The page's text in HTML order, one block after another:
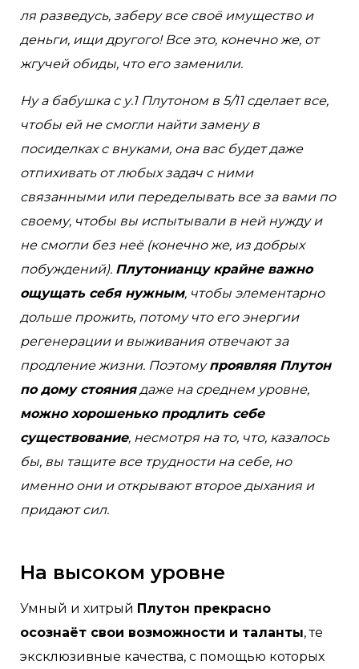
ля разведусь, заберу все своё имущество и
деньги, ищи другого! Все это, конечно же, от
жгучей обиды, что его заменили.
Ну а бабушка с у.1 Плутоном в 5/11 сделает все,
чтобы ей не смогли найти замену в
посиделках с внуками, она вас будет даже
отпихивать от любых задач с ними
связанными или переделывать все за вами по
своему, чтобы вы испытывали в ней нужду и
не смогли без неё (конечно же, из добрых
побуждений). Плутонианцу крайне важно
ощущать себя нужным, чтобы элементарно
дольше прожить, потому что его энергии
регенерации и выживания отвечают за
продление жизни. Поэтомупроявляя Плутон
по дому стояниядаже на среднем уровне,
можно хорошенько продлить себе
существование, несмотря на то, что, казалось
бы, вы тащите все трудности на себе, но
именно они и открывают второе дыхания и
придают сил.
На высоком уровне
Умный и хитрый Плутон прекрасно
осознаёт свои возможности и таланты, те
эксклюзивные качества, с помощью которых